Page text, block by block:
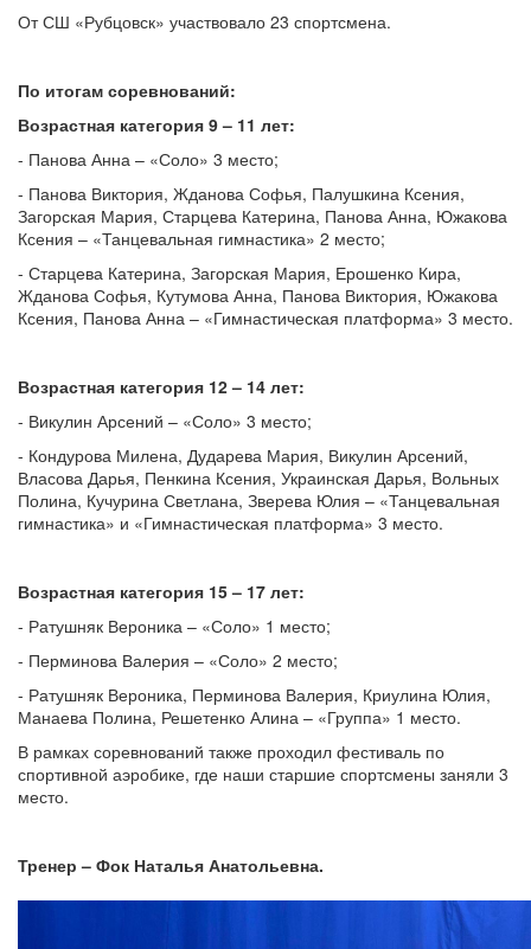
От СШ «Рубцовск» участвовало 23 спортсмена.
По итогам соревнований:
Возрастная категория 9 – 11 лет:
- Панова Анна – «Соло» 3 место;
- Панова Виктория, Жданова Софья, Палушкина Ксения,
Загорская Мария, Старцева Катерина, Панова Анна, Южакова
Ксения – «Танцевальная гимнастика» 2 место;
- Старцева Катерина, Загорская Мария, Ерошенко Кира,
Жданова Софья, Кутумова Анна, Панова Виктория, Южакова
Ксения, Панова Анна – «Гимнастическая платформа» 3 место.
Возрастная категория 12 – 14 лет:
- Викулин Арсений – «Соло» 3 место;
- Кондурова Милена, Дударева Мария, Викулин Арсений,
Власова Дарья, Пенкина Ксения, Украинская Дарья, Вольных
Полина, Кучурина Светлана, Зверева Юлия – «Танцевальная
гимнастика» и «Гимнастическая платформа» 3 место.
Возрастная категория 15 – 17 лет:
- Ратушняк Вероника – «Соло» 1 место;
- Перминова Валерия – «Соло» 2 место;
- Ратушняк Вероника, Перминова Валерия, Криулина Юлия,
Манаева Полина, Решетенко Алина – «Группа» 1 место.
В рамках соревнований также проходил фестиваль по
спортивной аэробике, где наши старшие спортсмены заняли 3
место.
Тренер – Фок Наталья Анатольевна.